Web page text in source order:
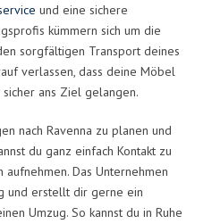
und eine sichere
kümmern sich um die
sorgfältigen Transport deines
verlassen, dass deine Möbel
ans Ziel gelangen.
nach Ravenna zu planen und
du ganz einfach Kontakt zu
Das Unternehmen
und erstellt dir gerne ein
Umzug. So kannst du in Ruhe